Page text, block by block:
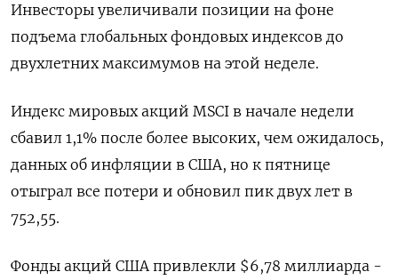
Инвесторы увеличивали позиции на фоне
подъема глобальных фондовых индексов до
двухлетних максимумов на этой неделе.
Индекс мировых акций MSCI в начале недели
сбавил 1,1% после более высоких, чем ожидалось,
данных об инфляции в США, но к пятнице
отыграл все потери и обновил пик двух лет в
752,55.
Фонды акций США привлекли $6,78 миллиарда -